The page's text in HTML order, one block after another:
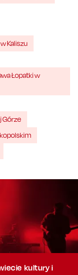
Kaliszu
Łopatki w
Górze
kultury i